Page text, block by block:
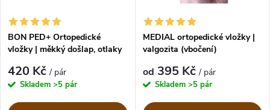
í
p
r
s
p
r
BON PED+ Ortopedické
vložky | měkký došlap, otlaky
420 Kč/ pár
Skladem >5 pár
MEDIAL ortopedické vložky |
valgozita (vbočení)
od 395 Kč/ pár
Skladem >5 pár